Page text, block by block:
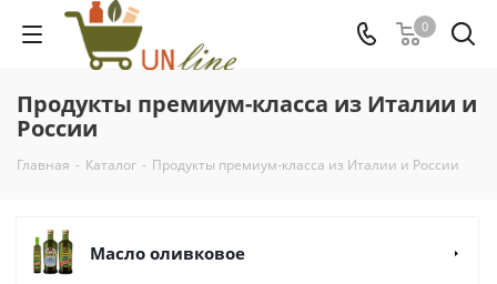
0
Продукты премиум-класса из Италии и
России
Главная - Каталог - Продукты премиум-класса из Италии и России
Масло оливковое